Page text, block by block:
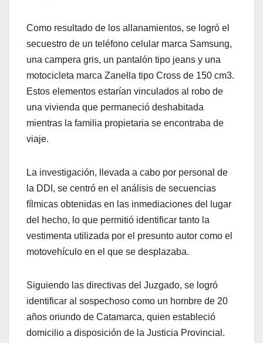
Como resultado de los allanamientos, se logró el
secuestro de un teléfono celular marca Samsung,
una campera gris, un pantalón tipo jeans y una
motocicleta marca Zanella tipo Cross de 150 cm3.
Estos elementos estarían vinculados al robo de
una vivienda que permaneció deshabitada
mientras la familia propietaria se encontraba de
viaje.
La investigación, llevada a cabo por personal de
la DDI, se centró en el análisis de secuencias
fílmicas obtenidas en las inmediaciones del lugar
del hecho, lo que permitió identificar tanto la
vestimenta utilizada por el presunto autor como el
motovehículo en el que se desplazaba.
Siguiendo las directivas del Juzgado, se logró
identificar al sospechoso como un hombre de 20
años oriundo de Catamarca, quien estableció
domicilio a disposición de la Justicia Provincial.